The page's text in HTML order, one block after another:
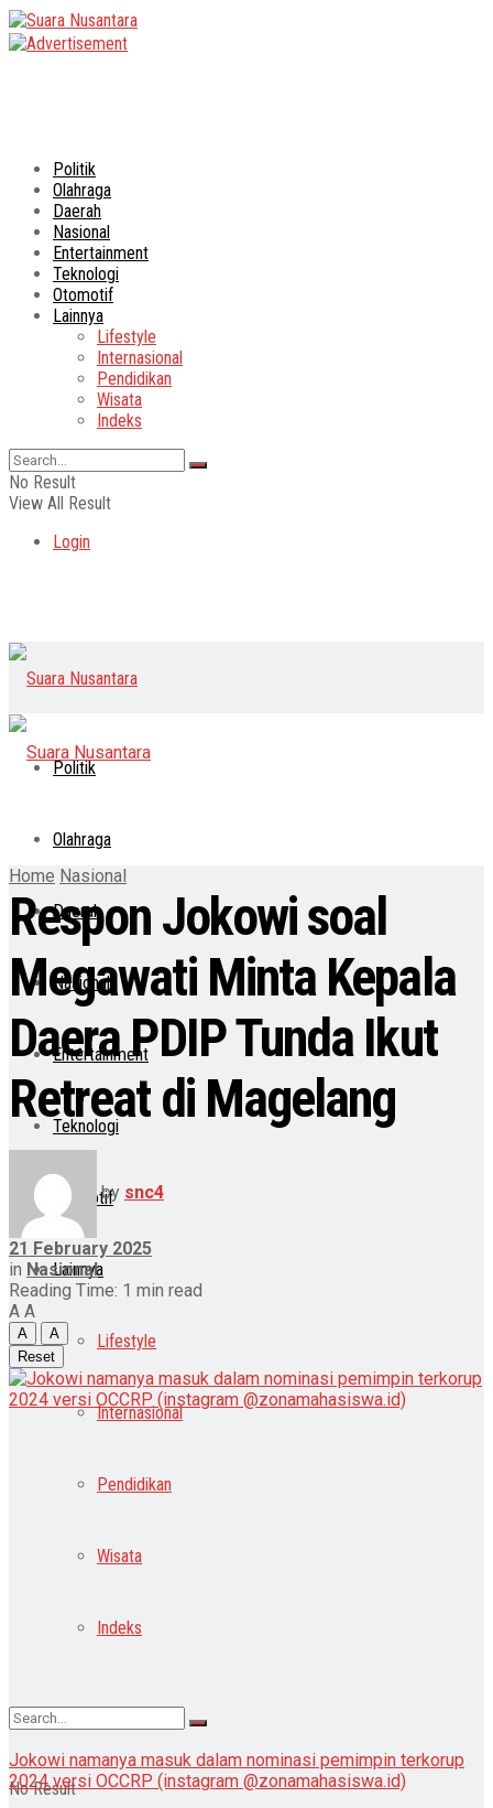
Politik
Olahraga
Daerah
Nasional
Entertainment
Teknologi
Otomotif
Lainnya
Lifestyle
Internasional
Pendidikan
Wisata
Indeks
No Result
View All Result
Login
Politik
Olahraga
Daerah
Nasional
Entertainment
Teknologi
Otomotif
Lainnya
Lifestyle
Internasional
Pendidikan
Wisata
Indeks
No Result
Home Nasional
Respon Jokowi soal
Megawati Minta Kepala
Daera PDIP Tunda Ikut
Retreat di Magelang
by snc4
21 February 2025
in Nasional
Reading Time: 1 min read
A A
A
A
Reset
Jokowi namanya masuk dalam nominasi pemimpin terkorup
2024 versi OCCRP (instagram @zonamahasiswa.id)